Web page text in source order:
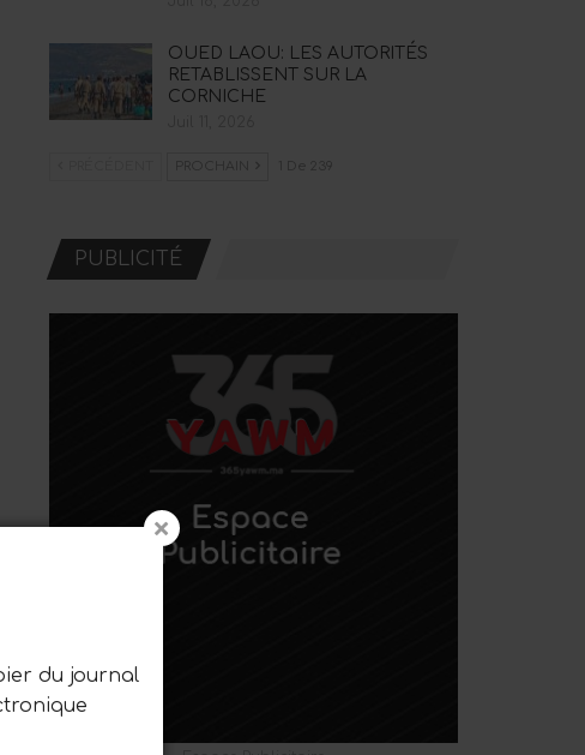
OUED LAOU: LES AUTORITÉS
RETABLISSENT SUR LA
CORNICHE
PROCHAIN 1 De 239
PUBLICITÉ
du journal